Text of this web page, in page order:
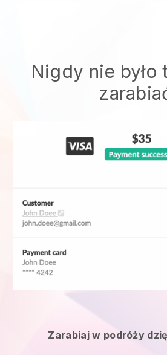
Nigdy nie było
Zarabiaj w podróży